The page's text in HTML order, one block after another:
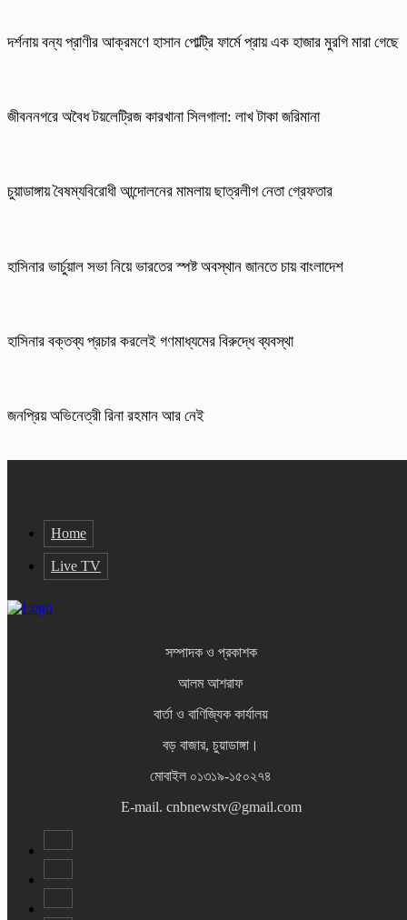
দর্শনায় বন্য প্রাণীর আক্রমণে হাসান পোল্ট্রি ফার্মে প্রায় এক হাজার মুরগি মারা গেছে
জীবননগরে অবৈধ টয়লেট্রিজ কারখানা সিলগালা: লাখ টাকা জরিমানা
চুয়াডাঙ্গায় বৈষম্যবিরোধী আন্দোলনের মামলায় ছাত্রলীগ নেতা গ্রেফতার
হাসিনার ভার্চুয়াল সভা নিয়ে ভারতের স্পষ্ট অবস্থান জানতে চায় বাংলাদেশ
হাসিনার বক্তব্য প্রচার করলেই গণমাধ্যমের বিরুদ্ধে ব্যবস্থা
জনপ্রিয় অভিনেত্রী রিনা রহমান আর নেই
Home
Live TV
সম্পাদক ও প্রকাশক
আলম আশরাফ
বার্তা ও বাণিজ্যিক কার্যালয়
বড় বাজার, চুয়াডাঙ্গা।
মোবাইল ০১৩১৯-১৫০২৭৪
E-mail. cnbnewstv@gmail.com